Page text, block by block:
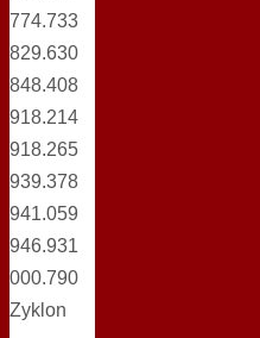
774.733
829.630
848.408
918.214
918.265
939.378
941.059
946.931
000.790
Zyklon